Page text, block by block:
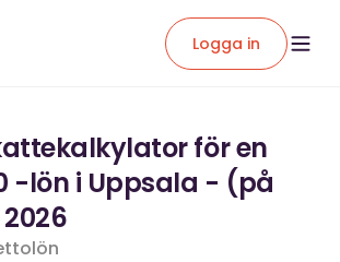
Logga in
för en
-lön i Uppsala - (på